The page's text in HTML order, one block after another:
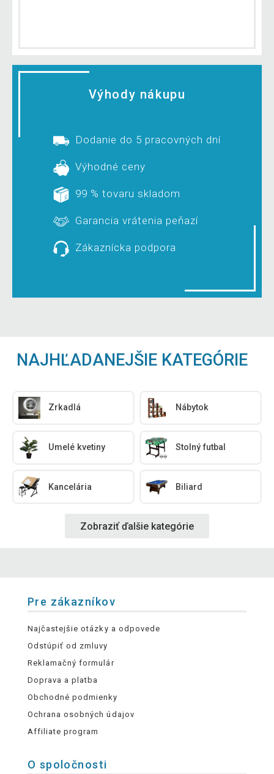
Výhody nákupu
Dodanie do 5 pracovných dní
Výhodné ceny
99 % tovaru skladom
Garancia vrátenia peňazí
Zákaznícka podpora
NAJHĽADANEJŠIE KATEGÓRIE
Zrkadlá Nábytok
Umelé kvetiny Stolný futbal
Kancelária Biliard
Zobraziť ďalšie kategórie
Pre zákazníkov
Najčastejšie otázky a odpovede
Odstúpiť od zmluvy
Reklamačný formulár
Doprava a platba
Obchodné podmienky
Ochrana osobných údajov
Affiliate program
O spoločnosti